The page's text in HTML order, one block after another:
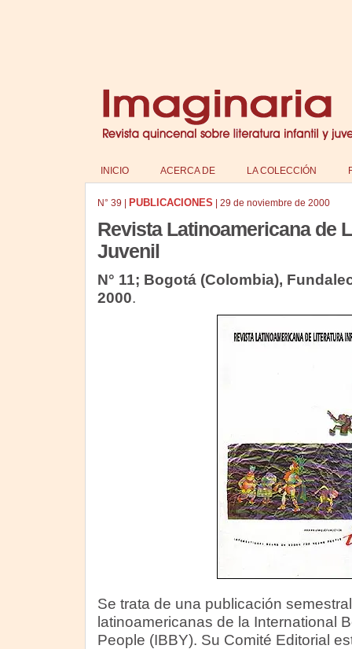
INICIO ACERCA DE LA COLECCIÓN
N° 39 PUBLICACIONES 29 de noviembre de 2000
Revista Latinoamericana de
Juvenil
N° 11; Bogotá (Colombia),
2000.
Se trata de una publicación
latinoamericanas de la International
People (IBBY). Su Comité Editorial